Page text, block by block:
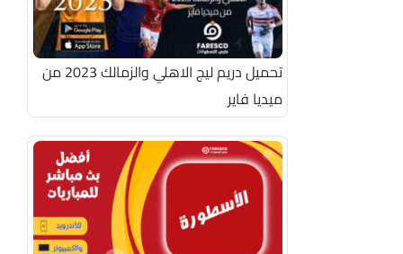
تحميل دريم ليج الاهلي والزمالك 2023 من
ميديا فاير